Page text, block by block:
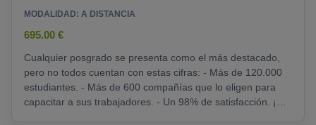
MODALIDAD: A DISTANCIA
695.00 €
Cualquier posgrado se presenta como el más destacado,
pero no todos cuentan con estas cifras: - Más de 120.000
estudiantes. - Más de 600 compañías que lo eligen para
capacitar a sus trabajadores. - Un 98% de satisfacción. ¡Así